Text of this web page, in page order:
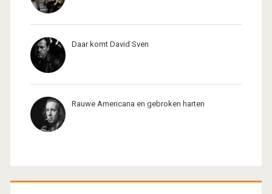
Daar komt David Sven
Rauwe Americana en gebroken harten